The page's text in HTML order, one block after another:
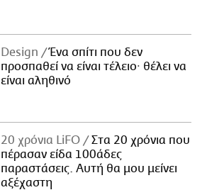
Design
Ένα σπίτι που δεν
προσπαθεί να είναι τέλειο· θέλει να
είναι αληθινό
20 χρόνια LiFO
Στα 20 χρόνια που
πέρασαν είδα 100άδες
παραστάσεις. Αυτή θα μου μείνει
αξέχαστη